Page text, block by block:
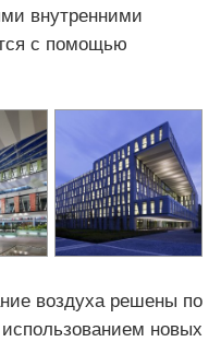
внутренними
с помощью
воздуха решены по
новых